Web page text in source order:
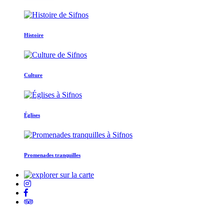
Histoire
Culture
Églises
Promenades tranquilles